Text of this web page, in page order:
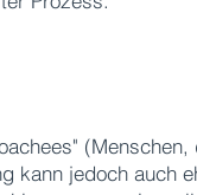
(Menschen,
kann jedoch auch